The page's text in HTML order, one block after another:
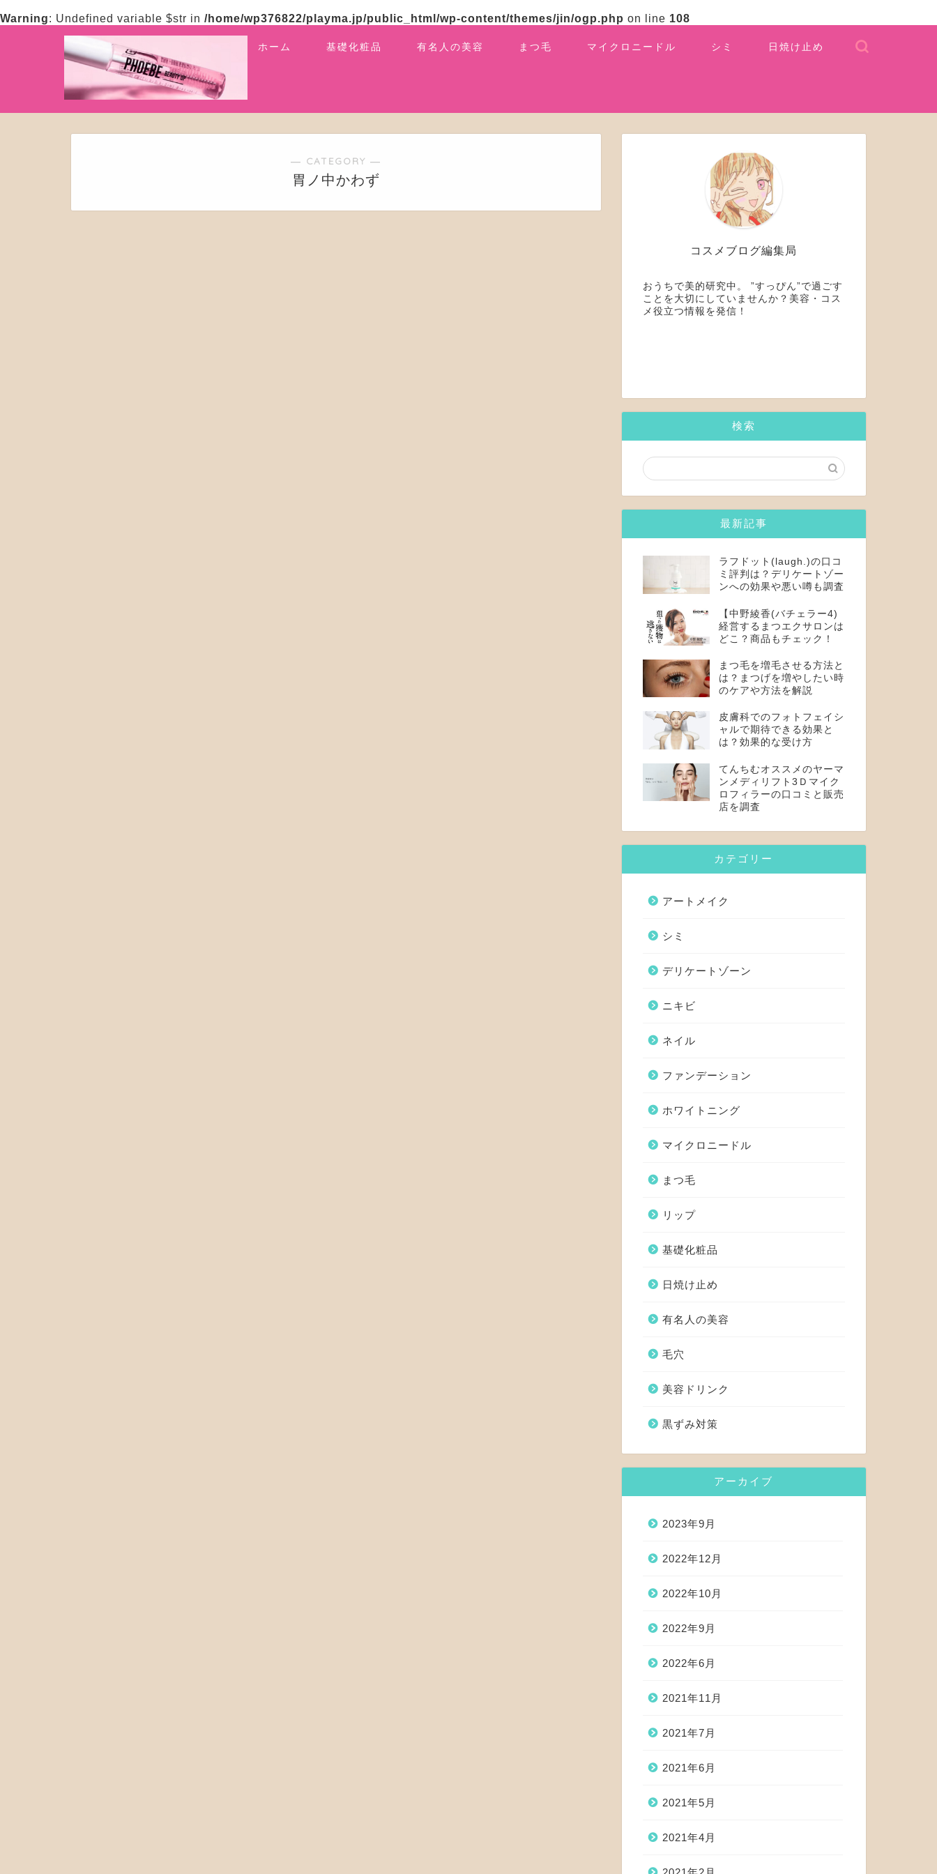
Warning: Undefined variable $str in /home/wp376822/playma.jp/public_html/wp-content/themes/jin/ogp.php on line 108
ホーム 基礎化粧品 有名人の美容 まつ毛 マイクロニードル シミ 日焼け止め
― CATEGORY ―
胃ノ中かわず
コスメブログ編集局
おうちで美的研究中。 ”すっぴん”で過ごす
ことを大切にしていませんか？美容・コス
メ役立つ情報を発信！
検索
最新記事
ラフドット(laugh.)の口コ
ミ評判は？デリケートゾー
ンへの効果や悪い噂も調査
【中野綾香(バチェラー4)
経営するまつエクサロンは
どこ？商品もチェック！
まつ毛を増毛させる方法と
は？まつげを増やしたい時
のケアや方法を解説
皮膚科でのフォトフェイシ
ャルで期待できる効果と
は？効果的な受け方
てんちむオススメのヤーマ
ンメディリフト3Ｄマイク
ロフィラーの口コミと販売
店を調査
カテゴリー
アートメイク
シミ
デリケートゾーン
ニキビ
ネイル
ファンデーション
ホワイトニング
マイクロニードル
まつ毛
リップ
基礎化粧品
日焼け止め
有名人の美容
毛穴
美容ドリンク
黒ずみ対策
アーカイブ
2023年9月
2022年12月
2022年10月
2022年9月
2022年6月
2021年11月
2021年7月
2021年6月
2021年5月
2021年4月